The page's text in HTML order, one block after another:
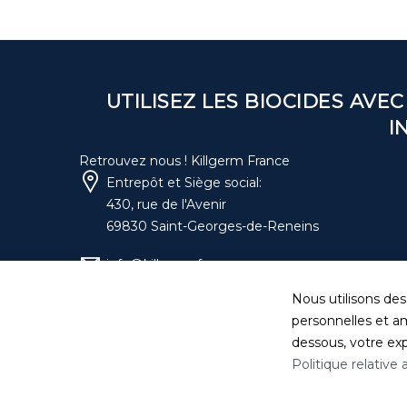
UTILISEZ LES BIOCIDES
Retrouvez nous ! Killgerm France
Entrepôt et Siège social:
430, rue de l'Avenir
69830 Saint-Georges-de-Reneins
info@killgerm.fr
Nous utilisons
personnelles et
dessous, votre
Politique relative